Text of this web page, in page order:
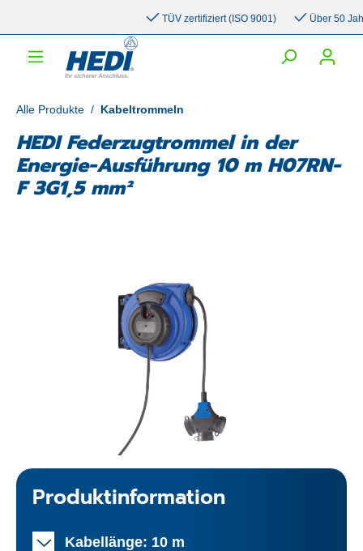
TÜV zertifiziert (ISO 9001) Über 50 Jahre
Alle Produkte / Kabeltrommeln
HEDI Federzugtrommel in der
Energie-Ausführung 10 m H07RN-
F 3G1,5 mm²
Produktinformation
Kabellänge: 10 m